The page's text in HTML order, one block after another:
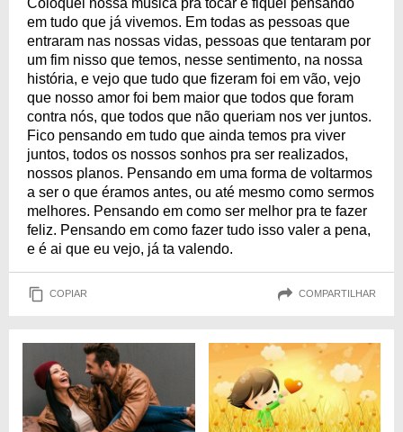
em tudo que já vivemos. Em todas as pessoas que
entraram nas nossas vidas, pessoas que tentaram por
um fim nisso que temos, nesse sentimento, na nossa
história, e vejo que tudo que fizeram foi em vão, vejo
que nosso amor foi bem maior que todos que foram
contra nós, que todos que não queriam nos ver juntos.
Fico pensando em tudo que ainda temos pra viver
juntos, todos os nossos sonhos pra ser realizados,
nossos planos. Pensando em uma forma de voltarmos
a ser o que éramos antes, ou até mesmo como sermos
melhores. Pensando em como ser melhor pra te fazer
feliz. Pensando em como fazer tudo isso valer a pena,
e é ai que eu vejo, já ta valendo.
COPIAR COMPARTILHAR